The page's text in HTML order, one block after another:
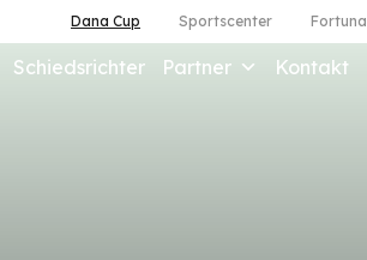
Dana Cup Sportscenter Fortuna
Schiedsrichter Partner Kontakt